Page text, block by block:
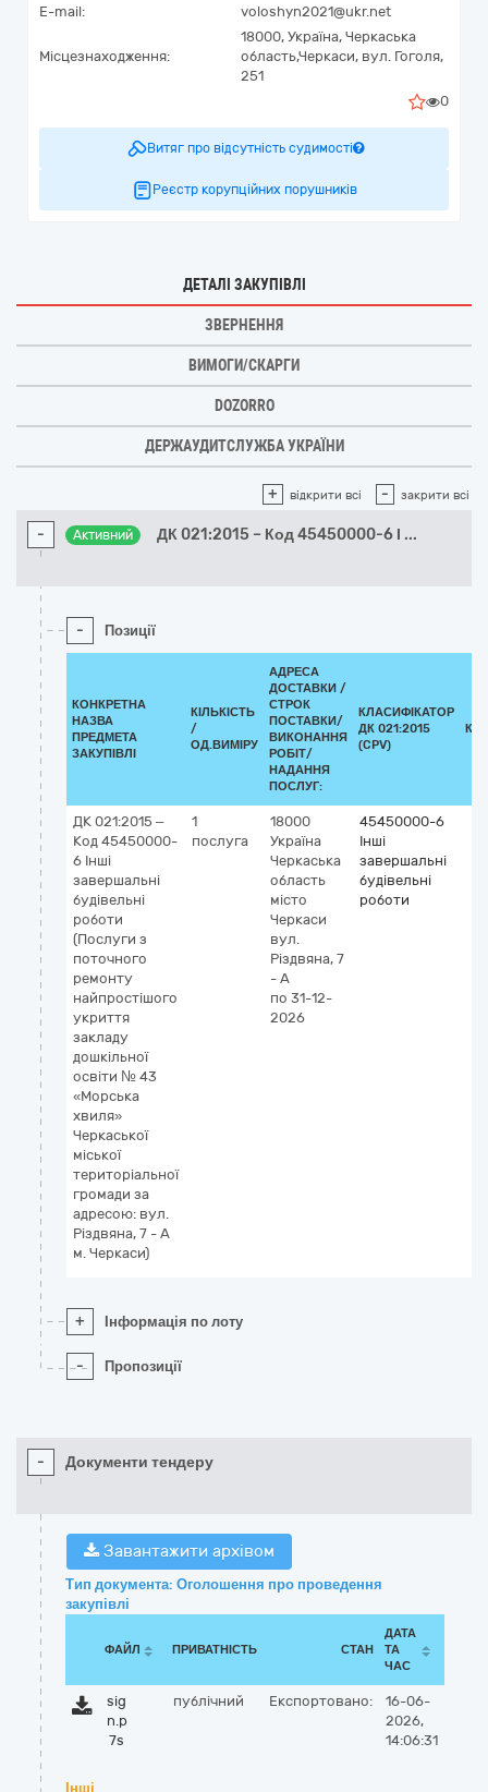
E-mail:
voloshyn2021@ukr.net
Місцезнаходження:
18000, Україна, Черкаська
область,Черкаси, вул. Гоголя,
251
0
Витяг про відсутність судимості
Реєстр корупційних порушників
ДЕТАЛІ ЗАКУПІВЛІ
ЗВЕРНЕННЯ
ВИМОГИ/СКАРГИ
DOZORRO
ДЕРЖАУДИТСЛУЖБА УКРАЇНИ
+ відкрити всі - закрити всі
- Активний ДК 021:2015 – Код 45450000-6 І ...
- Позиції
КОНКРЕТНА
НАЗВА
ПРЕДМЕТА
ЗАКУПІВЛІ
КІЛЬКІСТЬ
/
ОД.ВИМІРУ
АДРЕСА
ДОСТАВКИ /
СТРОК
ПОСТАВКИ/
ВИКОНАННЯ
РОБІТ/
НАДАННЯ
ПОСЛУГ:
КЛАСИФІКАТОР
ДК 021:2015
(CPV)
ДК 021:2015 –
Код 45450000-
6 Інші
завершальні
будівельні
роботи
(Послуги з
поточного
ремонту
найпростішого
укриття
закладу
дошкільної
освіти № 43
«Морська
хвиля»
Черкаської
міської
територіальної
громади за
адресою: вул.
Різдвяна, 7 - А
м. Черкаси)
1
послуга
18000
Україна
Черкаська
область
місто
Черкаси
вул.
Різдвяна, 7
- А
по 31-12-
2026
45450000-6
Інші
завершальні
будівельні
роботи
+ Інформація по лоту
- Пропозиції
- Документи тендеру
Завантажити архівом
Тип документа: Оголошення про проведення
закупівлі
ФАЙЛ ПРИВАТНІСТЬ СТАН
ДАТА
ТА
ЧАС
sig
n.p
7s
публічний Експортовано:
16-06-
2026,
14:06:31
Інші